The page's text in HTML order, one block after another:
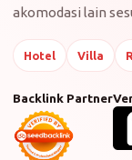
akomodasi lain
Hotel Villa
Backlink Partner